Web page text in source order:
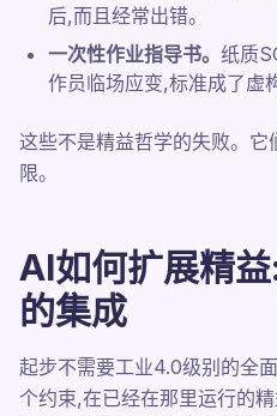
后,而且经常出错。
一次性作业指导书。 纸质
作员临场应变,标准成了虚
这些不是精益哲学的失败。
限。
AI如何扩展精
的集成
起步不需要工业4.0级别的全
个约束,在已经在那里运行的